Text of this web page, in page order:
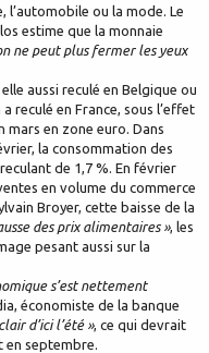
l’automobile ou la mode. Le
estime que la monnaie
ne peut plus fermer les yeux
aussi reculé en Belgique ou
reculé en France, sous l’effet
mars en zone euro. Dans
la consommation des
de 1,7 %. En février
en volume du commerce
Broyer, cette baisse de la
des prix alimentaires », les
pesant aussi sur la
s’est nettement
économiste de la banque
d’ici l’été », ce qui devrait
en septembre.